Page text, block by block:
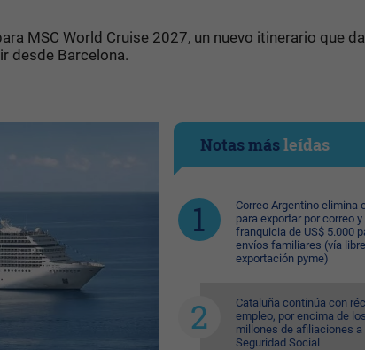
MSC World Cruise 2027, un nuevo itinerario que
desde Barcelona.
Notas másleídas
Correo Argentino elimina
para exportar por correo
franquicia de US$ 5.000
envíos familiares (vía
exportación pyme)
Cataluña continúa con
empleo, por encima de
millones de afiliaciones a
Seguridad Social